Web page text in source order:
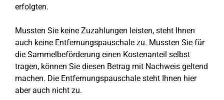
erfolgten.
Mussten Sie keine Zuzahlungen leisten, steht Ihnen
auch keine Entfernungspauschale zu. Mussten Sie für
die Sammelbeförderung einen Kostenanteil selbst
tragen, können Sie diesen Betrag mit Nachweis geltend
machen. Die Entfernungspauschale steht Ihnen hier
aber auch nicht zu.